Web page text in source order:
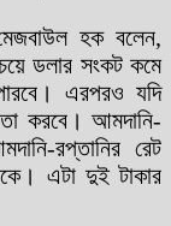
হক বলেন,
ডলার সংকট কমে
এরপরও যদি
করবে। আমদানি-
রপ্তানির রেট
এটা দুই টাকার